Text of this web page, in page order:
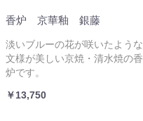
香炉 京華釉 銀藤
淡いブルーの花が咲いたような
文様が美しい京焼・清水焼の香
炉です。
￥13,750